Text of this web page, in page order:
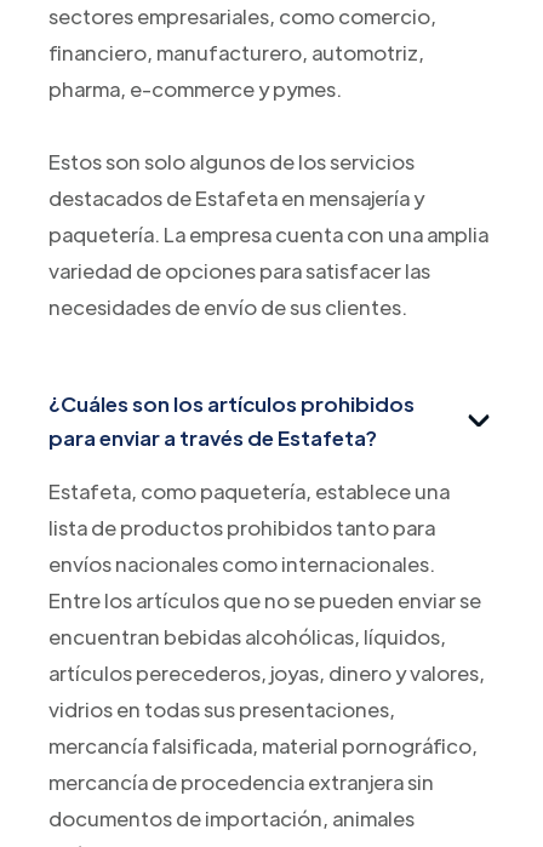
sectores empresariales, como comercio,
financiero, manufacturero, automotriz,
pharma, e-commerce y pymes.
Estos son solo algunos de los servicios
destacados de Estafeta en mensajería y
paquetería. La empresa cuenta con una amplia
variedad de opciones para satisfacer las
necesidades de envío de sus clientes.
¿Cuáles son los artículos prohibidos
para enviar a través de Estafeta?
Estafeta, como paquetería, establece una
lista de productos prohibidos tanto para
envíos nacionales como internacionales.
Entre los artículos que no se pueden enviar se
encuentran bebidas alcohólicas, líquidos,
artículos perecederos, joyas, dinero y valores,
vidrios en todas sus presentaciones,
mercancía falsificada, material pornográfico,
mercancía de procedencia extranjera sin
documentos de importación, animales